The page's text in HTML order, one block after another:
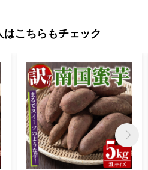
の高い沖に浮かぶ無人島，阿久根
の良いところを指すことばで，
・味(み)どころ・見(み)どころ」を
こちらもチェック